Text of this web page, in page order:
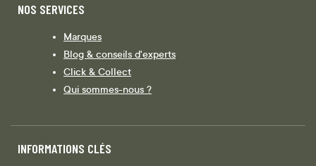
NOS SERVICES
Marques
Blog & conseils d'experts
Click & Collect
Qui sommes-nous ?
INFORMATIONS CLÉS